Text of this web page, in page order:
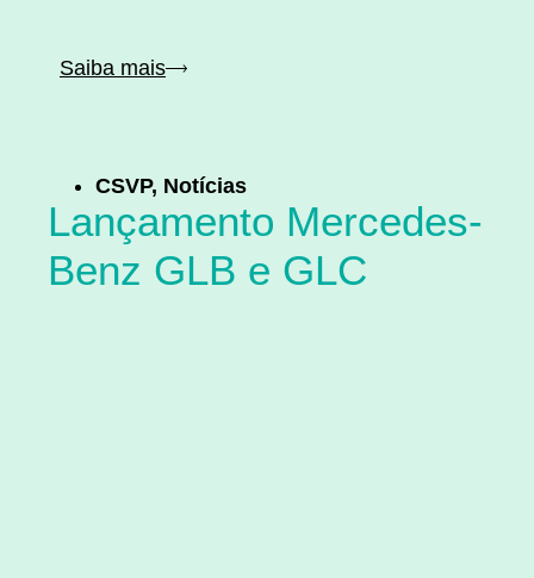
Saiba mais
CSVP, Notícias
Lançamento Mercedes-
Benz GLB e GLC